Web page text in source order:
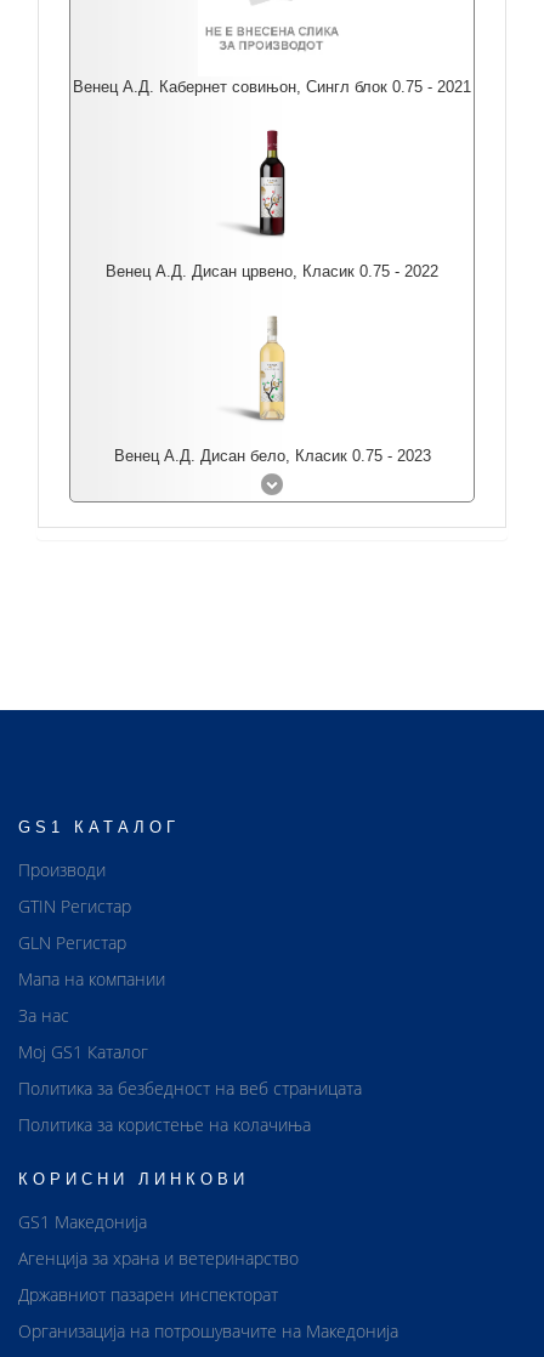
Венец А.Д. Кабернет совињон, Сингл блок 0.75 - 2021
Венец А.Д. Дисан црвено, Класик 0.75 - 2022
Венец А.Д. Дисан бело, Класик 0.75 - 2023
GS1 КАТАЛОГ
Производи
GTIN Регистар
GLN Регистар
Мапа на компании
За нас
Мој GS1 Каталог
Политика за безбедност на веб страницата
Политика за користење на колачиња
КОРИСНИ ЛИНКОВИ
GS1 Македонија
Агенција за храна и ветеринарство
Државниот пазарен инспекторат
Организација на потрошувачите на Македонија